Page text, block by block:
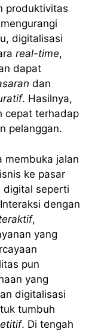
produktivitas
digitalisasi
real-time,
dapat
dan
. Hasilnya,
cepat terhadap
pelanggan.
membuka jalan
ke pasar
digital seperti
dengan
,
yang
pun
yang
digitalisasi
tumbuh
. Di tengah